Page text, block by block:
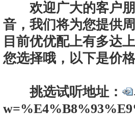
欢迎广大的客户
音，我们将为您提供
目前优优配上有多达
您选择哦，以下是价
挑选试听地址：